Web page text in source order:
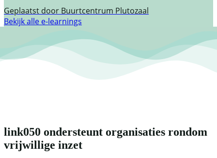
Geplaatst door Buurtcentrum Plutozaal
Bekijk alle e-learnings
link050 ondersteunt organisaties rondom
vrijwillige inzet